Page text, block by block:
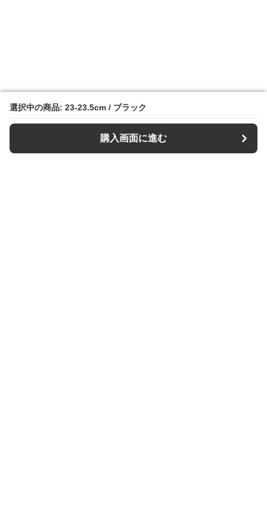
選択中の商品: 23-23.5cm / ブラック
購入画面に進む
選択中の商品: 23-23.5cm / ブラック
購入画面に進む